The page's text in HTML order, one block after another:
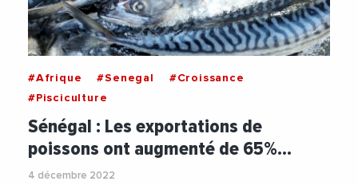
#Afrique #Senegal
#Croissance
#Pisciculture
Sénégal : Les exportations de
poissons ont augmenté de 65%…
4 décembre 2022